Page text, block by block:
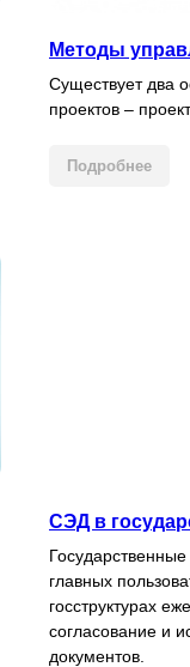
Методы
Существует два
проектов –
Подробнее
СЭД в
главных
госструктурах
согласование и
документов.